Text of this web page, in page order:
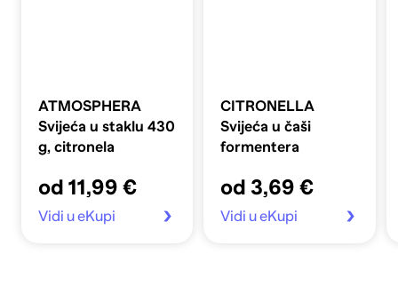
ATMOSPHERA
Svijeća u staklu 430
g, citronela
od 11,99 €
Vidi u eKupi
CITRONELLA
Svijeća u čaši
formentera
od 3,69 €
Vidi u eKupi